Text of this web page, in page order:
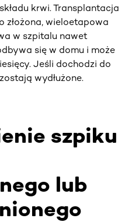
krwi. Transplantacja
wieloetapowa
w szpitalu nawet
się w domu i może
Jeśli dochodzi do
wydłużone.
szpiku
lub